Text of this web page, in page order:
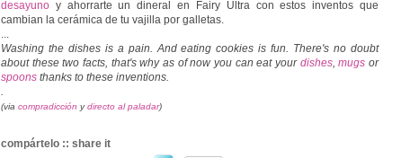
desayuno y ahorrarte un dineral en Fairy Ultra con estos inventos que
cambian la cerámica de tu vajilla por galletas.
...
Washing the dishes is a pain. And eating cookies is fun. There's no doubt
about these two facts, that's why as of now you can eat your dishes,mugsor
spoons thanks to these inventions.
.
(via compradicción ydirecto al paladar)
compártelo :: share it